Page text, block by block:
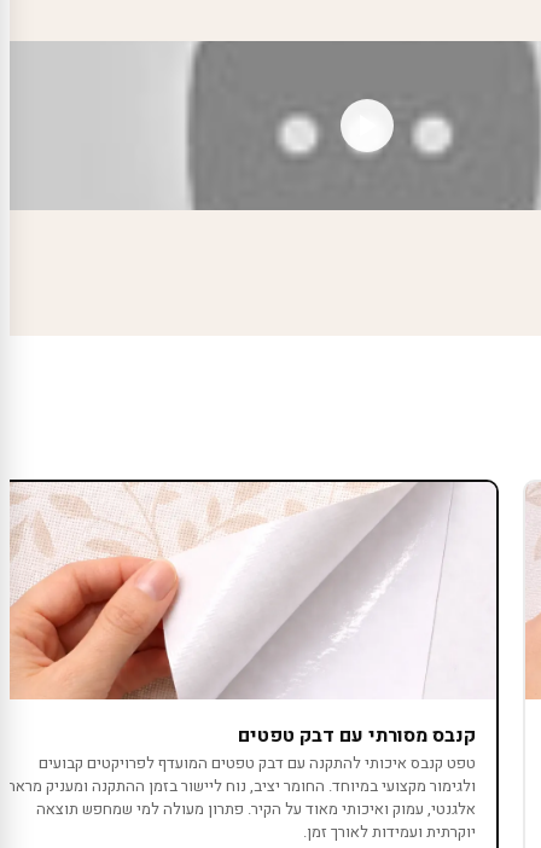
קנבס מסורתי עם דבק טפטים
טפט קנבס איכותי להתקנה עם דבק טפטים המועדף לפרויקטים קבועים
ולגימור מקצועי במיוחד. החומר יציב, נוח ליישור בזמן ההתקנה ומעניק מראה
אלגנטי, עמוק ואיכותי מאוד על הקיר. פתרון מעולה למי שמחפש תוצאה
יוקרתית ועמידות לאורך זמן.